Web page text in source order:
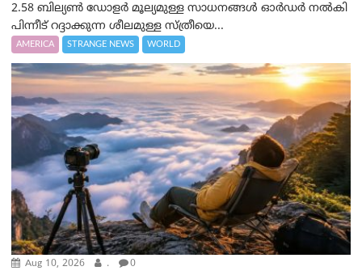
2.58 ബില്യൺ ഡോളർ മൂല്യമുള്ള സാധനങ്ങള്‍ ഓര്‍ഡര്‍ നല്‍കി
പിന്നീട് റദ്ദാക്കുന്ന ശീലമുള്ള സ്ത്രീയെ...
AMERICA STRANGE NEWS WORLD
Aug 10, 2026 . 0